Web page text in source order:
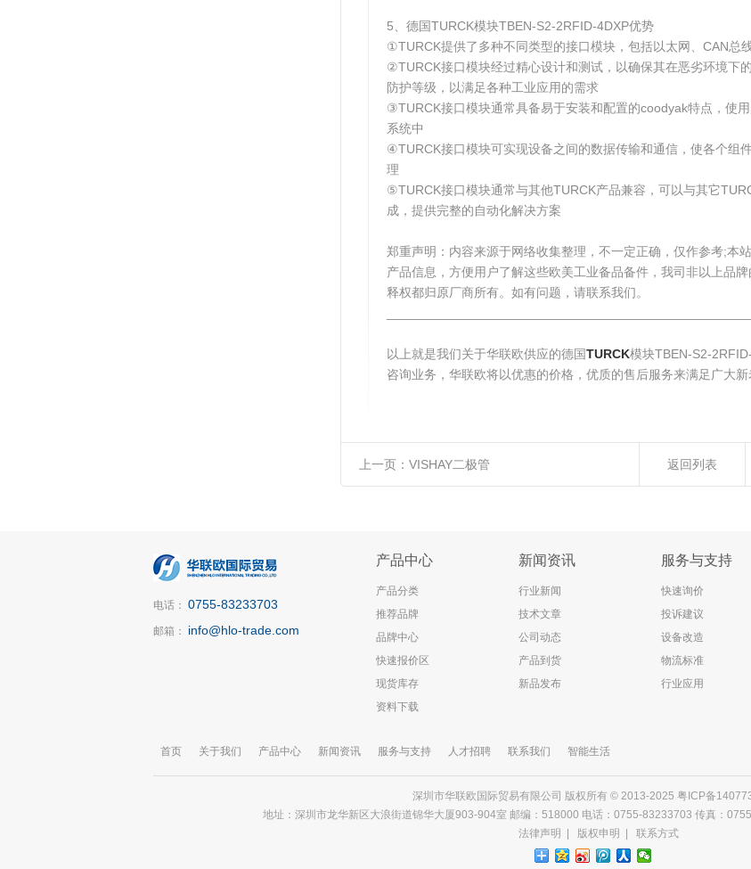
5、德国TURCK模块TBEN-S2-2RFID-4DXP优势
①TURCK提供了多种不同类型的接口模块，包括以太网、CAN总
②TURCK接口模块经过精心设计和测试，以确保其在恶劣环境下
防护等级，以满足各种工业应用的需求
③TURCK接口模块通常具备易于安装和配置的coodyak特点，使
系统中
④TURCK接口模块可实现设备之间的数据传输和通信，使各个组
理
⑤TURCK接口模块通常与其他TURCK产品兼容，可以与其它
成，提供完整的自动化解决方案
郑重声明：内容来源于网络收集整理，不一定正确，仅作参考;本
产品信息，方便用户了解这些欧美工业备品备件，我司非以上品
释权都归原厂商所有。如有问题，请联系我们。
以上就是我们关于华联欧供应的德国TURCK模块TBEN-S2-
咨询业务，华联欧将以优惠的价格，优质的售后服务来满足广大新
上一页： VISHAY二极管 返回列表
电话： 0755-83233703
邮箱： info@hlo-trade.com
产品中心
产品分类
推荐品牌
品牌中心
快速报价区
现货库存
资料下载
新闻资讯
行业新闻
技术文章
公司动态
产品到货
新品发布
服务与支持
快速询价
投诉建议
设备改造
物流标准
行业应用
首页 关于我们 产品中心 新闻资讯 服务与支持 人才招聘 联系我们 智能生活
深圳市华联欧国际贸易有限公司 版权所有 © 2013-2025 粤ICP备
地址：深圳市龙华新区大浪街道锦华大厦903-904室 邮编：518000 电话：0755-83233703 传真：
法律声明
版权申明 联系方式